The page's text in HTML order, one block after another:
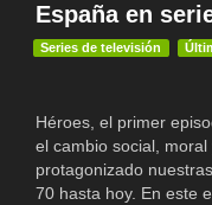
España en
Series de televisión
Héroes, el primer
el cambio social,
protagonizado
70 hasta hoy. En este